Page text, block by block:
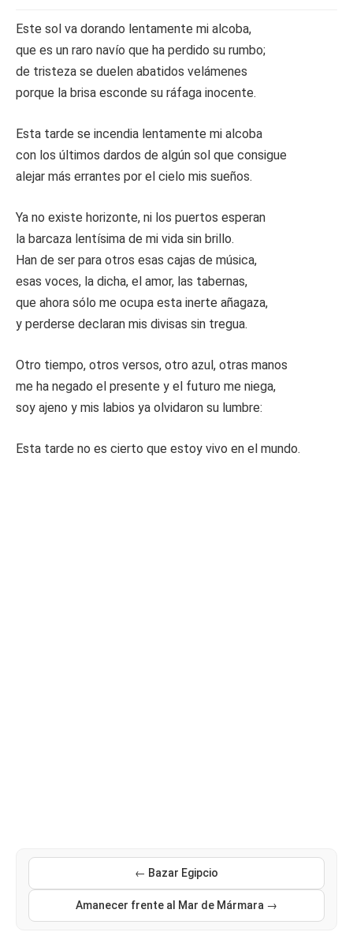
Este sol va dorando lentamente mi alcoba,
que es un raro navío que ha perdido su rumbo;
de tristeza se duelen abatidos velámenes
porque la brisa esconde su ráfaga inocente.
Esta tarde se incendia lentamente mi alcoba
con los últimos dardos de algún sol que consigue
alejar más errantes por el cielo mis sueños.
Ya no existe horizonte, ni los puertos esperan
la barcaza lentísima de mi vida sin brillo.
Han de ser para otros esas cajas de música,
esas voces, la dicha, el amor, las tabernas,
que ahora sólo me ocupa esta inerte añagaza,
y perderse declaran mis divisas sin tregua.
Otro tiempo, otros versos, otro azul, otras manos
me ha negado el presente y el futuro me niega,
soy ajeno y mis labios ya olvidaron su lumbre:
Esta tarde no es cierto que estoy vivo en el mundo.
← Bazar Egipcio
Amanecer frente al Mar de Mármara →